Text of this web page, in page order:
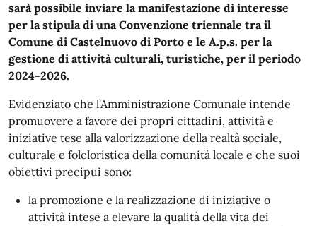
sarà possibile inviare la manifestazione di interesse
per la stipula di una Convenzione triennale tra il
Comune di Castelnuovo di Porto e le A.p.s. per la
gestione di attività culturali, turistiche, per il periodo
2024-2026.
Evidenziato che l’Amministrazione Comunale intende
promuovere a favore dei propri cittadini, attività e
iniziative tese alla valorizzazione della realtà sociale,
culturale e folcloristica della comunità locale e che suoi
obiettivi precipui sono:
la promozione e la realizzazione di iniziative o
attività intese a elevare la qualità della vita dei